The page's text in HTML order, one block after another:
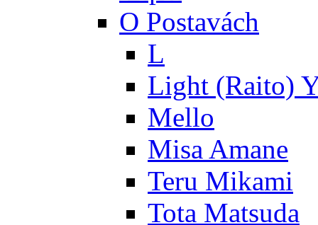
O Postavách
L
Light (Raito)
Mello
Misa Amane
Teru Mikami
Tota Matsuda